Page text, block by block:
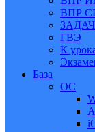
ВПР
ГВЭ
К
База
ОС